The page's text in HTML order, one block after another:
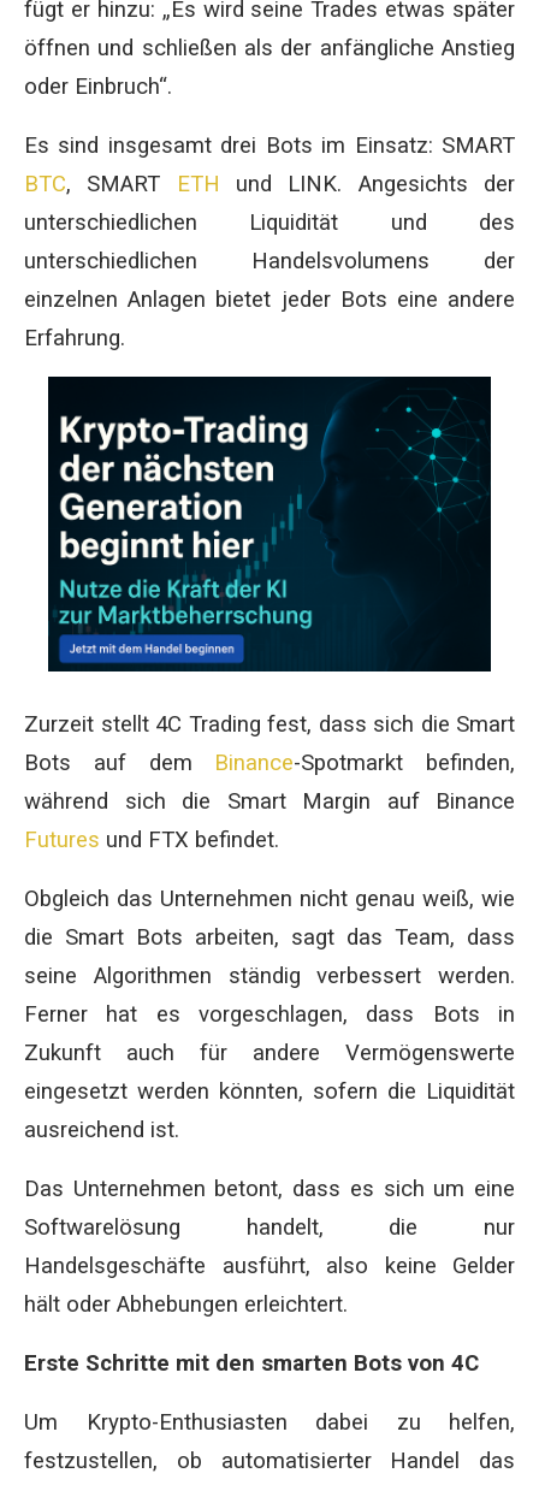
fügt er hinzu: „Es wird seine Trades etwas später
öffnen und schließen als der anfängliche Anstieg
oder Einbruch“.
Es sind insgesamt drei Bots im Einsatz: SMART
BTC, SMART ETH und LINK. Angesichts der
unterschiedlichen Liquidität und des
unterschiedlichen Handelsvolumens der
einzelnen Anlagen bietet jeder Bots eine andere
Erfahrung.
Zurzeit stellt 4C Trading fest, dass sich die Smart
Bots auf dem Binance-Spotmarkt befinden,
während sich die Smart Margin auf Binance
Futures und FTX befindet.
Obgleich das Unternehmen nicht genau weiß, wie
die Smart Bots arbeiten, sagt das Team, dass
seine Algorithmen ständig verbessert werden.
Ferner hat es vorgeschlagen, dass Bots in
Zukunft auch für andere Vermögenswerte
eingesetzt werden könnten, sofern die Liquidität
ausreichend ist.
Das Unternehmen betont, dass es sich um eine
Softwarelösung handelt, die nur
Handelsgeschäfte ausführt, also keine Gelder
hält oder Abhebungen erleichtert.
Erste Schritte mit den smarten Bots von 4C
Um Krypto-Enthusiasten dabei zu helfen,
festzustellen, ob automatisierter Handel das